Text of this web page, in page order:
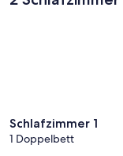
Schlafzimmer 1
1 Doppelbett